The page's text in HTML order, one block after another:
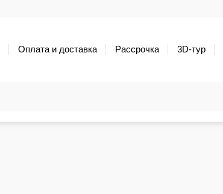
Оплата и доставка Рассрочка 3D-тур